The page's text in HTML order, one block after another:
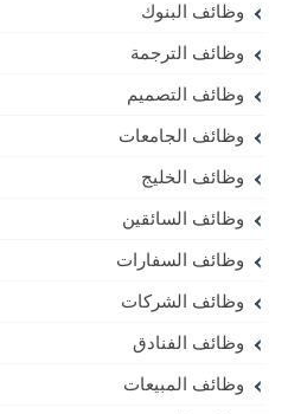
وظائف البنوك
وظائف الترجمة
وظائف التصميم
وظائف الجامعات
وظائف الخليج
وظائف السائقين
وظائف السفارات
وظائف الشركات
وظائف الفنادق
وظائف المبيعات